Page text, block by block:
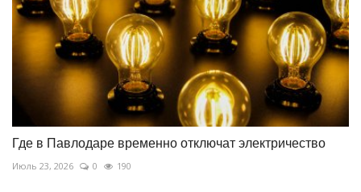
Где в Павлодаре временно отключат электричество
Июль 23, 2026 0 190